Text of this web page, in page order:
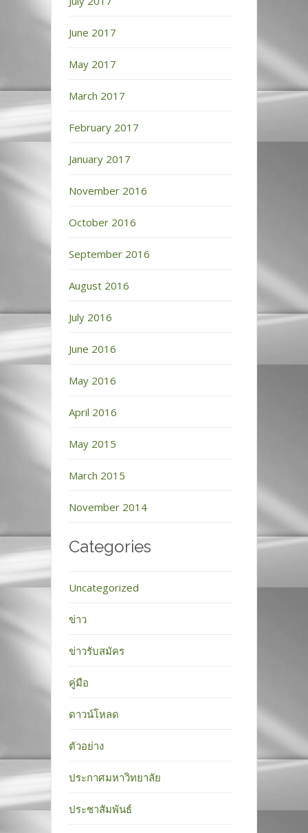
June 2017
May 2017
March 2017
February 2017
January 2017
November 2016
October 2016
September 2016
August 2016
July 2016
June 2016
May 2016
April 2016
May 2015
March 2015
November 2014
Categories
Uncategorized
ข่าว
ข่าวรับสมัคร
คู่มือ
ดาวน์โหลด
ตัวอย่าง
ประกาศมหาวิทยาลัย
ประชาสัมพันธ์